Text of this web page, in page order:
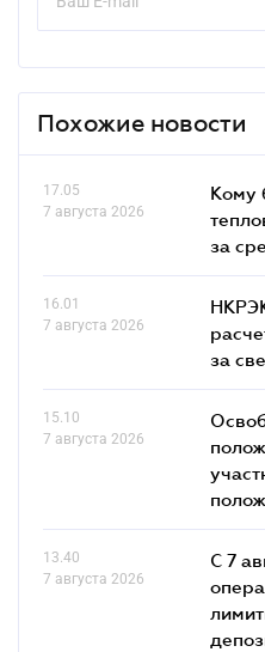
Похожие новости
17.05
7 августа 2026
Кому
за
16.01
7 августа 2026
за
15.10
7 августа 2026
13.40
7 августа 2026
С 7